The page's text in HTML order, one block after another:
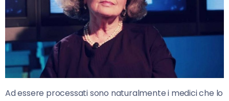
Ad essere processati sono naturalmente i medici che lo